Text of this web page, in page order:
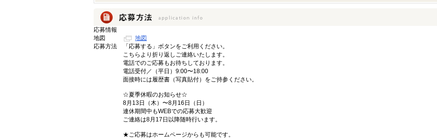
応募情報
地図
地図
応募方法
「応募する」ボタンをご利用ください。
こちらより折り返しご連絡いたします。
電話でのご応募もお待ちしております。
電話受付／（平日）9:00〜18:00
面接時には履歴書（写真貼付）をご持参ください。
☆夏季休暇のお知らせ☆
8月13日（木）〜8月16日（日）
連休期間中もWEBでの応募大歓迎
ご連絡は8月17日以降随時行います。
★ご応募はホームページからも可能です。